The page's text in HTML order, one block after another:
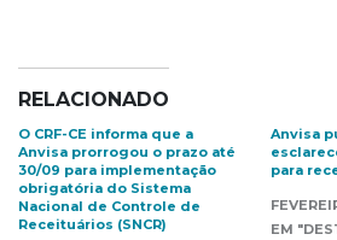
RELACIONADO
O CRF-CE informa que a
Anvisa prorrogou o prazo até
30/09 para implementação
obrigatória do Sistema
Nacional de Controle de
Receituários (SNCR)
Anvisa
para
EM